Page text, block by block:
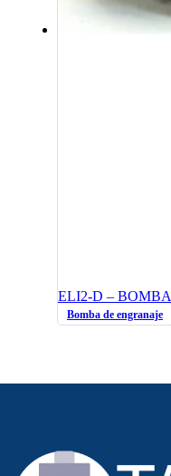
ELI2-D – BOMBA
Bomba de engranaje